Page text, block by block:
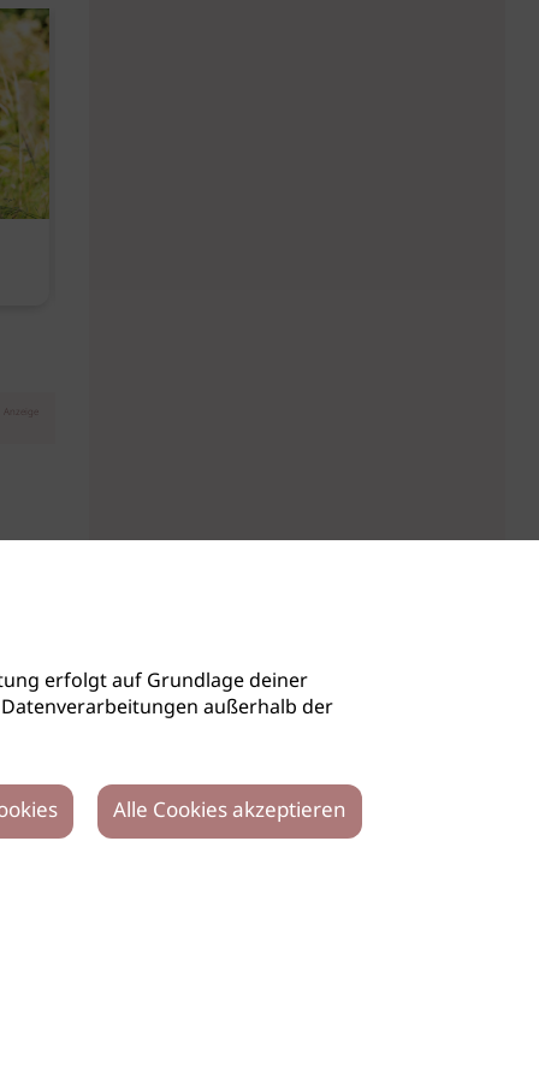
Anzeige
erfolgt auf Grundlage deiner
Datenverarbeitungen außerhalb der
Alle Cookies akzeptieren